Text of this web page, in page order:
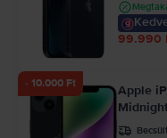
99.990
- 10.000 Ft
Apple